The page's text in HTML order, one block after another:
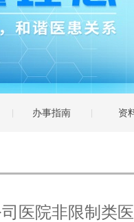
办事指南 资
医院非限制类